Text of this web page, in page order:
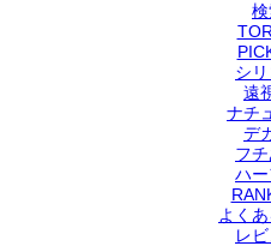
シ
遠
ナチ
デ
フチ
ハ
よく
レ